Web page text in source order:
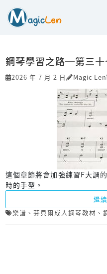
鋼琴學習之路─第三
2026 年 7 月 2 日 Magic Len
這個章節將會加強練習F大調
時的手型。
繼
樂譜 、 芬貝爾成人鋼琴教材 、